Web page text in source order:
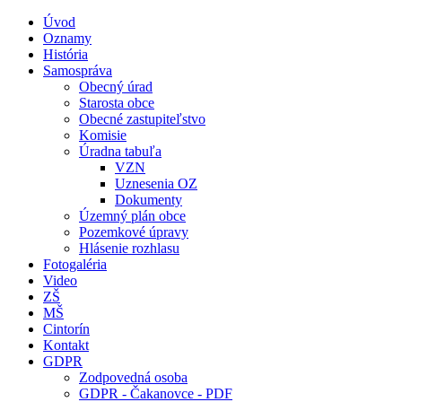
Úvod
Oznamy
História
Samospráva
Obecný úrad
Starosta obce
Obecné zastupiteľstvo
Komisie
Úradna tabuľa
VZN
Uznesenia OZ
Dokumenty
Územný plán obce
Pozemkové úpravy
Hlásenie rozhlasu
Fotogaléria
Video
ZŠ
MŠ
Cintorín
Kontakt
GDPR
Zodpovedná osoba
GDPR - Čakanovce - PDF